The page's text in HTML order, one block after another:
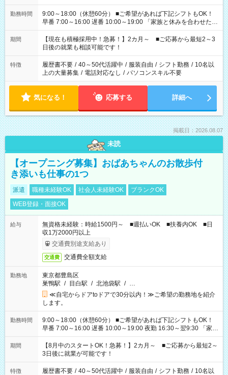
勤務時間
9:00～18:00（休憩60分） ■ご希望があれば下記シフトもOK！
早番 7:00～16:00 遅番 10:00～19:00 「家族と休みを合わせた
い」 「余裕を持って夕飯の準備がしたい」 「できれば残業はし
たくない」 など、ご希望を教えてくださいね。 ※Wワーク希望
の方へ 今ご覧のお仕事で希望する勤務時間と、もう1つのお仕事
の勤務時間。 合計で週40時間を超える場合は応募できません。
期間
【現在も積極採用中！急募！】2カ月～ ■ご応募から最短2～3
日後の就業も相談可能です！
特徴 履歴書不要 / 40～50代活躍中 / 服装自由 / シフト勤務 / 10名以
上の大量募集 / 電話対応なし / パソコンスキル不要
気になる！ 応募する 詳細へ
掲載日：2026.08.07
未読
【オープニング募集】おばあちゃんのお散歩付
き添いも仕事の1つ
派遣 職種未経験OK 社会人未経験OK
ブランクOK
WEB登録・面接OK
給与
無資格未経験：時給1500円～ ■週払いOK ■扶養内OK ■日
収1万2000円以上
交通費別途支給あり
交通費 交通費全額支給
勤務地
東京都豊島区
巣鴨駅 / 目白駅 / 北池袋駅 / …
≪自宅からドアtoドアで30分以内！≫ご希望の勤務地を紹介
します。
勤務時間
9:00～18:00（休憩60分） ■ご希望があれば下記シフトもOK！
早番 7:00～16:00 遅番 10:00～19:00 夜勤 16:30～翌9:30 「家族
と休みを合わせたい」 「余裕を持って夕飯の準備がしたい」
「できれば残業はしたくない」 など、ご希望を教えてください
ね。 ※Wワーク希望の方へ 今ご覧のお仕事で希望する勤務時間
と、もう1つのお仕事の勤務時間。 合計で週40時間を超える場
合は応募できません。
期間
【8月中のスタートOK！急募！】2カ月～ ■ご応募から最短2～
3日後に就業が可能です！
特徴 履歴書不要 / 40～50代活躍中 / 服装自由 / シフト勤務 / 10名以